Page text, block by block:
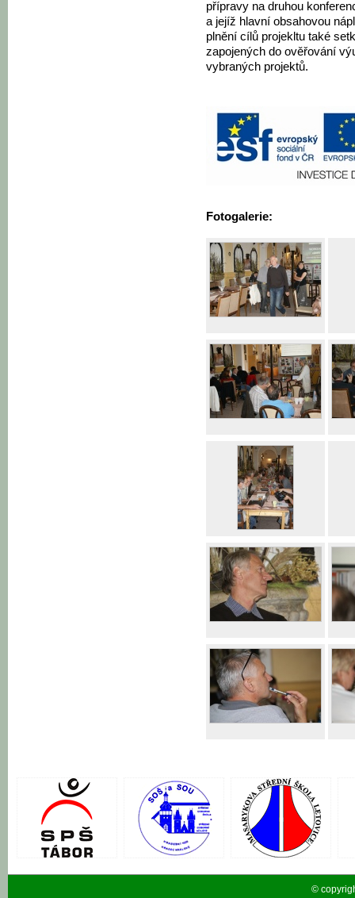
přípravy na druhou
a jejíž hlavní obsahovou
plnění cílů projekltu také
zapojených do ověřování
vybraných projektů.
Fotogalerie:
©